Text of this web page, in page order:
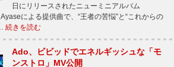
日にリリースされたニューミニアルバム
による提供曲で、“王者の苦悩”と“これからの
続きを読む
Ado、ビビッドでエネルギッシュな「モ
ンストロ」MV公開